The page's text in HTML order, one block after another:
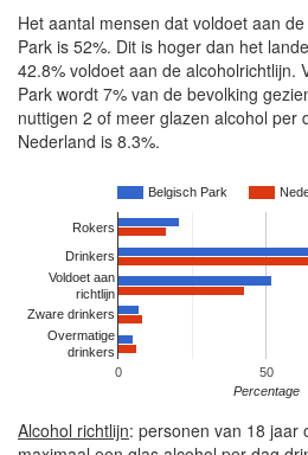
Het aantal mensen dat voldoet aan
Park is 52%. Dit is hoger dan het
42.8% voldoet aan de alcoholrichtlijn.
Park wordt 7% van de bevolking
nuttigen 2 of meer glazen alcohol per
Nederland is 8.3%.
Belgisch Park
0 50
Rokers
Drinkers
Voldoet aan
richtlijn
Zware drinkers
Overmatige
drinkers
Percentage
Alcohol richtlijn: personen van 18 jaar